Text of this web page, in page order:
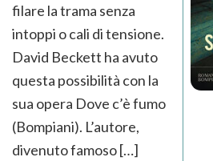
filare la trama senza
intoppi o cali di tensione.
David Beckett ha avuto
questa possibilità con la
sua opera Dove c’è fumo
(Bompiani). L’autore,
divenuto famoso […]